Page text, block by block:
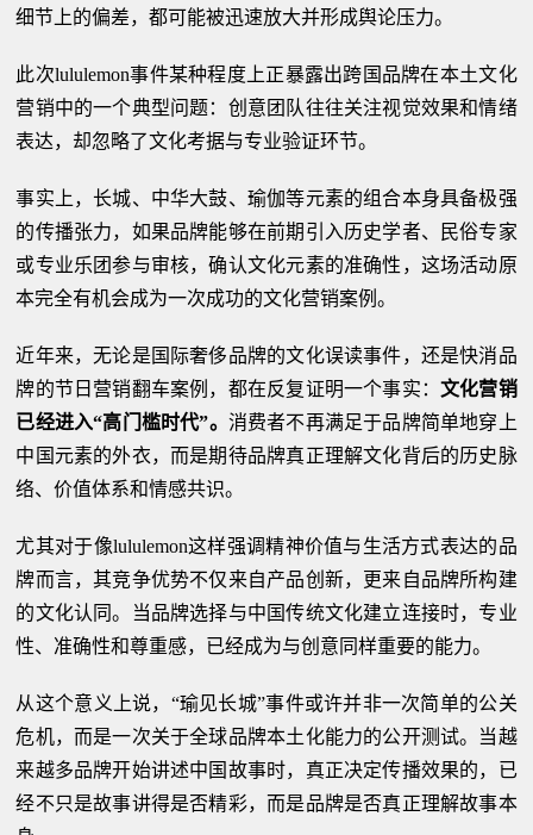
细节上的偏差，都可能被迅速放大并形成舆论压力。
此次lululemon事件某种程度上正暴露出跨国品牌在本土文化
营销中的一个典型问题：创意团队往往关注视觉效果和情绪
表达，却忽略了文化考据与专业验证环节。
事实上，长城、中华大鼓、瑜伽等元素的组合本身具备极强
的传播张力，如果品牌能够在前期引入历史学者、民俗专家
或专业乐团参与审核，确认文化元素的准确性，这场活动原
本完全有机会成为一次成功的文化营销案例。
近年来，无论是国际奢侈品牌的文化误读事件，还是快消品
牌的节日营销翻车案例，都在反复证明一个事实： 文化营销
已经进入“高门槛时代”。 消费者不再满足于品牌简单地穿上
中国元素的外衣，而是期待品牌真正理解文化背后的历史脉
络、价值体系和情感共识。
尤其对于像lululemon这样强调精神价值与生活方式表达的品
牌而言，其竞争优势不仅来自产品创新，更来自品牌所构建
的文化认同。当品牌选择与中国传统文化建立连接时，专业
性、准确性和尊重感，已经成为与创意同样重要的能力。
从这个意义上说，“瑜见长城”事件或许并非一次简单的公关
危机，而是一次关于全球品牌本土化能力的公开测试。当越
来越多品牌开始讲述中国故事时，真正决定传播效果的，已
经不只是故事讲得是否精彩，而是品牌是否真正理解故事本